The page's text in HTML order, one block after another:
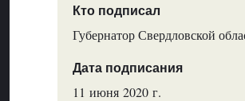
Кто подписал
Губернатор Свердловской
Дата подписания
11 июня 2020 г.